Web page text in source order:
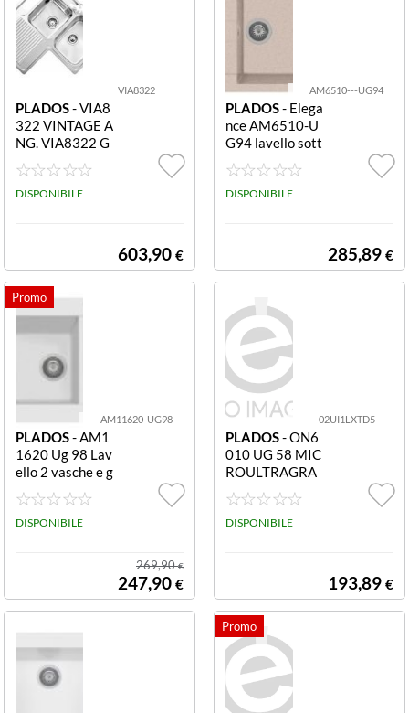
VIA8322
PLADOS- VIA8
322 VINTAGE A
NG. VIA8322 G
SX
DISPONIBILE
603,90 €
AM6510---UG94
PLADOS- Elega
nce AM6510-U
G94 lavello sott
opiano in microu
ltragranit avena
1 vasca ELEGA
DISPONIBILE
285,89 €
AM11620-UG98
PLADOS- AM1
1620 Ug 98 Lav
ello 2 vasche e g
occiolatoio Ultr
agranit Plados t
elma AM11620
occiolatoio reve
Cm - Bianco Pol
are
DISPONIBILE
269,90€
247,90 €
02UI1LXTD5
PLADOS- ON6
010 UG 58 MIC
ROULTRAGRA
NIT One Lavello
1 vasca 60 x 51
cm bianco latte
DISPONIBILE
193,89 €